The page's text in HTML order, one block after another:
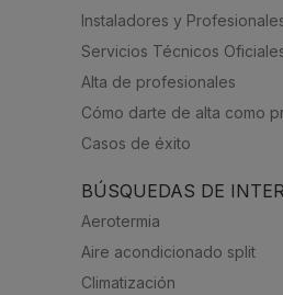
Instaladores y
Servicios Técnicos
Alta de profesionales
Cómo darte de alta como
Casos de éxito
BÚSQUEDAS DE
Aerotermia
Aire acondicionado split
Climatización